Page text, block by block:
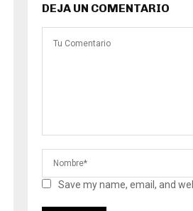
DEJA UN COMENTARIO
Save my name, email, and